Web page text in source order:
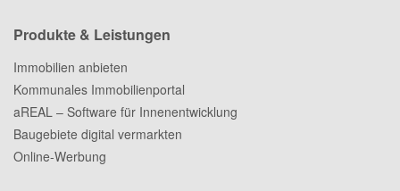
Produkte & Leistungen
Immobilien anbieten
Kommunales Immobilienportal
aREAL – Software für Innenentwicklung
Baugebiete digital vermarkten
Online-Werbung